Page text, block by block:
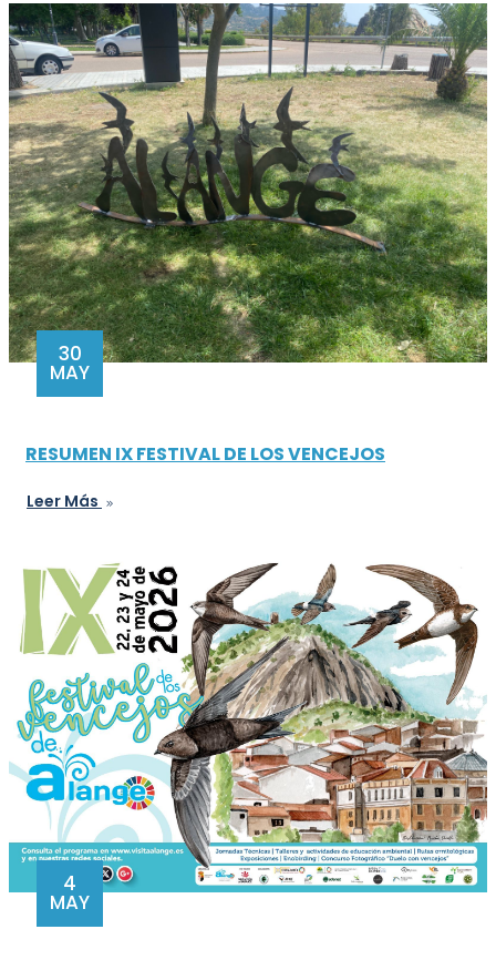
30
MAY
RESUMEN IX FESTIVAL DE LOS VENCEJOS
Leer Más
4
MAY